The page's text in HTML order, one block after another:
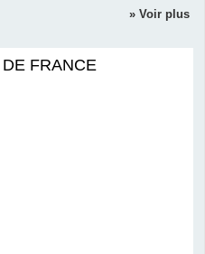
» Voir plus
FRANCE